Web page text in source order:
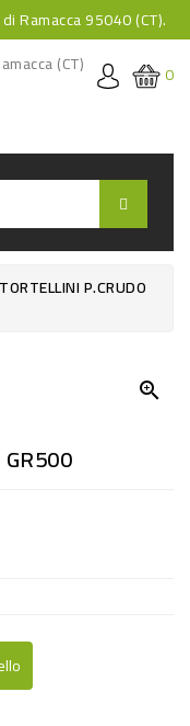
Ramacca 95040 (CT).
0
(CT)
TORTELLINI P.CRUDO
